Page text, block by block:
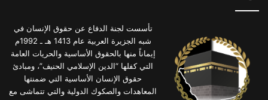
تأسست لجنة الدفاع عن حقوق الإنسان في
شبه الجزيرة العربية عام 1413 هـ ـ 1992م
إيماناً منها بالحقوق الأساسية والحريات العامة
التي كفلها “الدين الإسلامي الحنيف”، ومبادئ
حقوق الإنسان الأساسية التي ضمنتها
المعاهدات والصكوك الدولية والتي تتماشى مع